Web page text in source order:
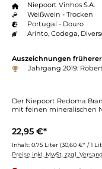
Niepoort Vinhos S.A.
Weißwein - Trocken
Portugal - Douro
Auszeichnungen
Jahrgang 2019:
Der Niepoort Redoma
mit feinen mineralischen
22,95 €*
Inhalt: 0.75 Liter (30,60 €* / 1
Preise inkl. MwSt. zzgl.